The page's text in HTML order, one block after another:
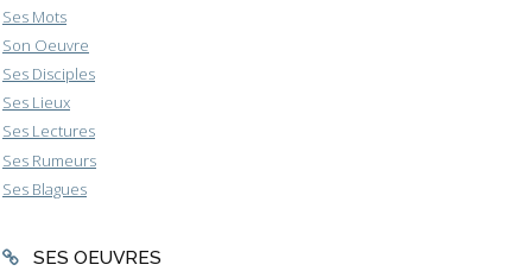
Ses Mots
Son Oeuvre
Ses Disciples
Ses Lieux
Ses Lectures
Ses Rumeurs
Ses Blagues
SES OEUVRES